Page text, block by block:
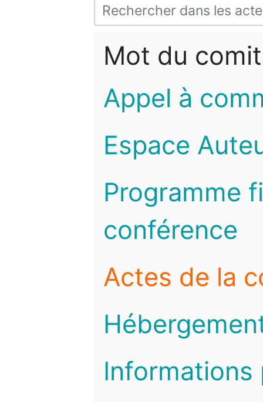
Mot du
Appel à
Espace
Programme
conférence
Actes de la
Informations